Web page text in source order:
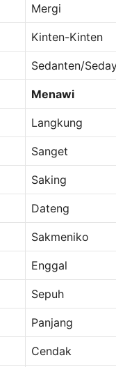
Mergi
Kinten-Kinten
Sedanten/
Menawi
Langkung
Sanget
Saking
Dateng
Sakmeniko
Enggal
Sepuh
Panjang
Cendak